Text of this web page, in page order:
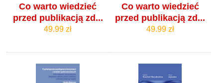
Co warto wiedzieć
przed publikacją zd...
49.99 zł
Co warto wiedzieć
przed publikacją zd...
49.99 zł